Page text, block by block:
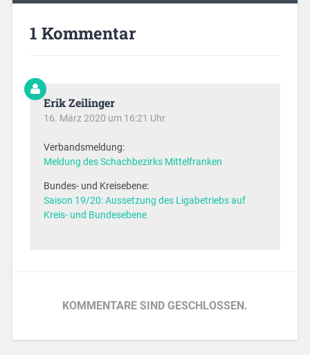
1 Kommentar
Erik Zeilinger
16. März 2020 um 16:21 Uhr
Verbandsmeldung:
Meldung des Schachbezirks Mittelfranken
Bundes- und Kreisebene:
Saison 19/20: Aussetzung des Ligabetriebs auf
Kreis- und Bundesebene
KOMMENTARE SIND GESCHLOSSEN.